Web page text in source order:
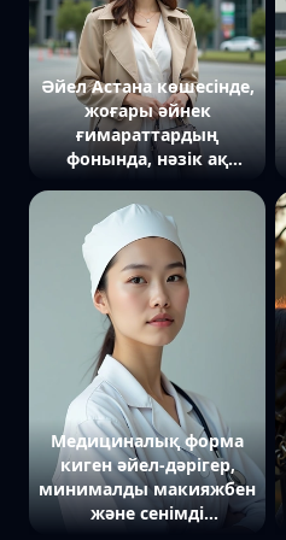
Әйел Астана көшесінде,
жоғары әйнек
ғимараттардың
фонында, нәзік ақ
тренч пальто киіп тұр.
Қолында кішігірім
қалта сөмке, ал көзінде
стильді күннен
қорғайтын көзілдірік.
Ол камераға сенімді
және нәзік көзқараспен
қарап тұр.
Медициналық форма
киген әйел-дәрігер,
минималды макияжбен
және сенімді